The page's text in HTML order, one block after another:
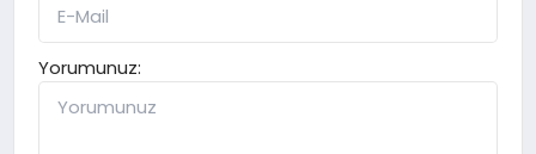
Yorumunuz: